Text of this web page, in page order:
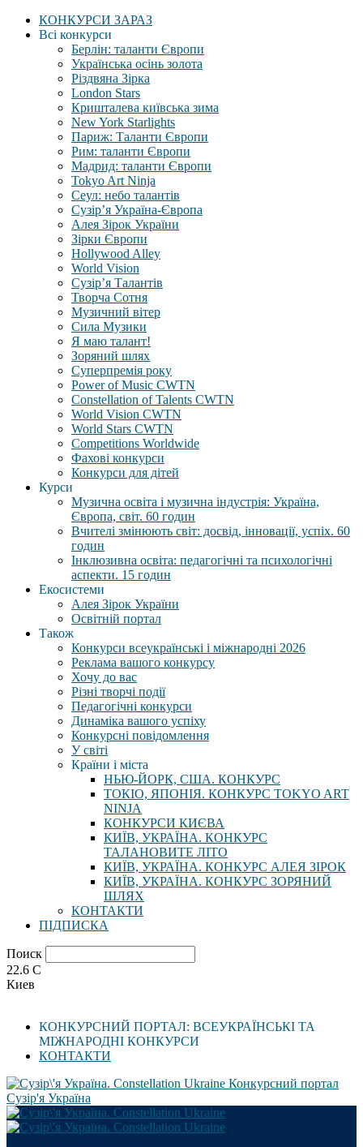
КОНКУРСИ ЗАРАЗ
Всі конкурси
Берлін: таланти Європи
Українська осінь золота
Різдвяна Зірка
London Stars
Кришталева київська зима
New York Starlights
Париж: Таланти Європи
Рим: таланти Європи
Мадрид: таланти Європи
Tokyo Art Ninja
Сеул: небо талантів
Сузір’я Україна-Європа
Алея Зірок України
Зірки Європи
Hollywood Alley
World Vision
Сузір’я Талантів
Творча Сотня
Музичний вітер
Сила Музики
Я маю талант!
Зоряний шлях
Суперпремія року
Power of Music CWTN
Constellation of Talents CWTN
World Vision CWTN
World Stars CWTN
Competitions Worldwide
Фахові конкурси
Конкурси для дітей
Курси
Музична освіта і музична індустрія: Україна,
Європа, світ. 60 годин
Вчителі змінюють світ: досвід, інновації, успіх. 60
годин
Інклюзивна освіта: педагогічні та психологічні
аспекти. 15 годин
Екосистеми
Алея Зірок України
Освітній портал
Також
Конкурси всеукраїнські і міжнародні 2026
Реклама вашого конкурсу
Хочу до вас
Різні творчі події
Педагогічні конкурси
Динаміка вашого успіху
Конкурсні повідомлення
У світі
Країни і міста
НЬЮ-ЙОРК, США. КОНКУРС
ТОКІО, ЯПОНІЯ. КОНКУРС TOKYO ART
NINJA
КОНКУРСИ КИЄВА
КИЇВ, УКРАЇНА. КОНКУРС
ТАЛАНОВИТЕ ЛІТО
КИЇВ, УКРАЇНА. КОНКУРС АЛЕЯ ЗІРОК
КИЇВ, УКРАЇНА. КОНКУРС ЗОРЯНИЙ
ШЛЯХ
КОНТАКТИ
ПІДПИСКА
Поиск
22.6 C
Киев
КОНКУРСНИЙ ПОРТАЛ: ВСЕУКРАЇНСЬКІ ТА
МІЖНАРОДНІ КОНКУРСИ
КОНТАКТИ
Конкурсний портал
Сузір'я Україна